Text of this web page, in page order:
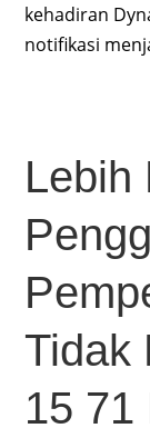
kehadiran
notifikasi
Lebih
Tidak
15 71